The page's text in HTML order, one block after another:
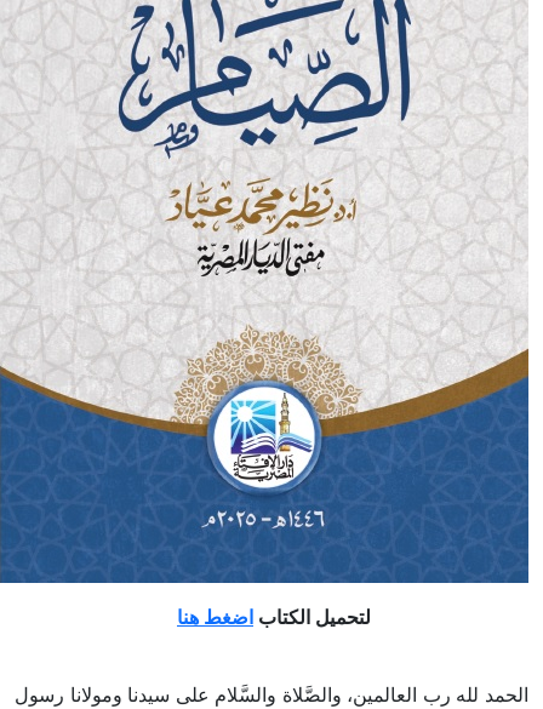
لتحميل الكتاب اضغط هنا
الحمد لله رب العالمين، والصَّلاة والسَّلام على سيدنا ومولانا رسول